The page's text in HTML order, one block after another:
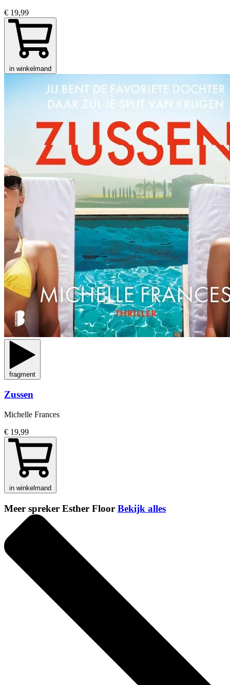
€ 19,99
in winkelmand
fragment
Zussen
Michelle Frances
€ 19,99
in winkelmand
Meer spreker Esther Floor Bekijk alles